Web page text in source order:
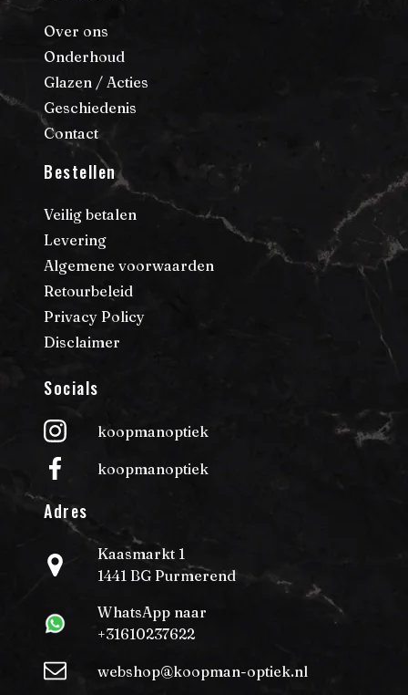
Adres
Kaasmarkt 1
1441 BG Purmerend
WhatsApp naar
+31610237622
webshop@koopman-optiek.nl
Socials
koopmanoptiek
koopmanoptiek
Over ons
Onderhoud
Glazen / Acties
Geschiedenis
Contact
Bestellen
Veilig betalen
Levering
Algemene voorwaarden
Retourbeleid
Privacy Policy
Disclaimer